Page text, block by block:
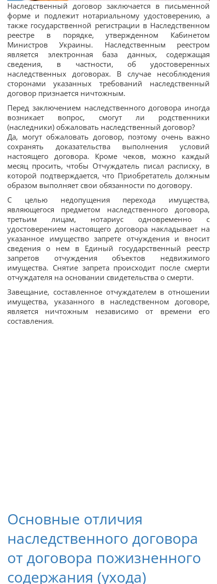
Наследственный договор заключается в письменной
форме и подлежит нотариальному удостоверению, а
также государственной регистрации в Наследственном
реестре в порядке, утвержденном Кабинетом
Министров Украины. Наследственным реестром
является электронная база данных, содержащая
сведения, в частности, об удостоверенных
наследственных договорах. В случае несоблюдения
сторонами указанных требований наследственный
договор признается ничтожным.
Перед заключением наследственного договора иногда
возникает вопрос, смогут ли родственники
(наследники) обжаловать наследственный договор?
Да, могут обжаловать договор, поэтому очень важно
сохранять доказательства выполнения условий
настоящего договора. Кроме чеков, можно каждый
месяц просить, чтобы Отчуждатель писал расписку, в
которой подтверждается, что Приобретатель должным
образом выполняет свои обязанности по договору.
С целью недопущения перехода имущества,
являющегося предметом наследственного договора,
третьим лицам, нотариус одновременно с
удостоверением настоящего договора накладывает на
указанное имущество запрете отчуждения и вносит
сведения о нем в Единый государственный реестр
запретов отчуждения объектов недвижимого
имущества. Снятие запрета происходит после смерти
отчуждателя на основании свидетельства о смерти.
Завещание, составленное отчуждателем в отношении
имущества, указанного в наследственном договоре,
является ничтожным независимо от времени его
составления.
Основные отличия
наследственного договора
от договора пожизненного
содержания (ухода)